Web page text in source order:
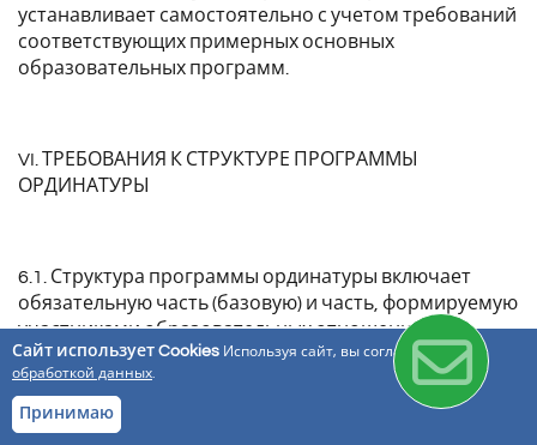
устанавливает самостоятельно с учетом требований
соответствующих примерных основных
образовательных программ.
VI. ТРЕБОВАНИЯ К СТРУКТУРЕ ПРОГРАММЫ
ОРДИНАТУРЫ
6.1. Структура программы ординатуры включает
обязательную часть (базовую) и часть, формируемую
участниками образовательных отношений
(вариативную).
Сайт использует Cookies Используя сайт, вы соглашаетесь с
обработкой данных.
Принимаю